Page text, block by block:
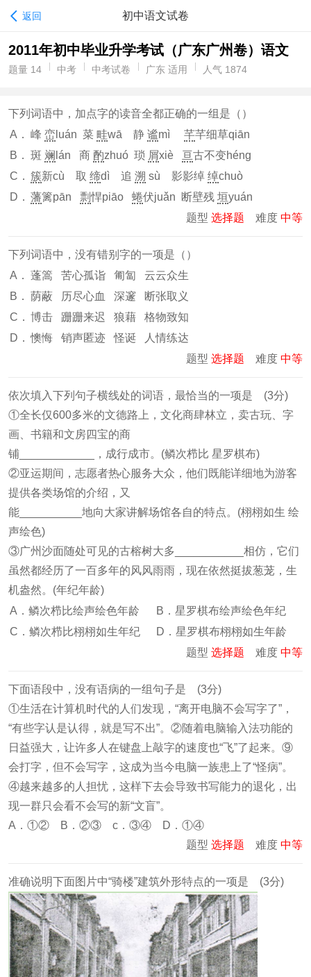
返回 初中语文试卷
2011年初中毕业升学考试（广东广州卷）语文
题量 14 中考 中考试卷 广东 适用 人气 1874
下列词语中，加点字的读音全都正确的一组是（ ）
A． 峰 峦 luán 菜 畦wā 静 谧mì 芊芊细草qiān
B． 斑 斓 lán 商 酌zhuó 琐 屑xiè 亘古不变héng
C． 簇新cù 取 缔dì 追 溯 sù 影影绰 绰chuò
D． 藩篱pān 剽悍piāo 蜷伏juǎn 断壁残 垣yuán
题型 选择题 难度 中等
下列词语中，没有错别字的一项是（ ）
A． 蓬篙 苦心孤诣 匍匐 云云众生
B． 荫蔽 历尽心血 深邃 断张取义
C． 博击 跚跚来迟 狼藉 格物致知
D． 懊悔 销声匿迹 怪诞 人情练达
题型 选择题 难度 中等
依次填入下列句子横线处的词语，最恰当的一项是 (3分)
①全长仅600多米的文德路上，文化商肆林立，卖古玩、字
画、书籍和文房四宝的商
铺____________，成行成市。(鳞次栉比 星罗棋布)
②亚运期间，志愿者热心服务大众，他们既能详细地为游客
提供各类场馆的介绍，又
能__________地向大家讲解场馆各自的特点。(栩栩如生 绘
声绘色)
③广州沙面随处可见的古榕树大多___________相仿，它们
虽然都经历了一百多年的风风雨雨，现在依然挺拔葱茏，生
机盎然。(年纪年龄)
A．鳞次栉比绘声绘色年龄
B．星罗棋布绘声绘色年纪
C．鳞次栉比栩栩如生年纪
D．星罗棋布栩栩如生年龄
题型 选择题 难度 中等
下面语段中，没有语病的一组句子是 (3分)
①生活在计算机时代的人们发现，“离开电脑不会写字了”，
“有些字认是认得，就是写不出”。②随着电脑输入法功能的
日益强大，让许多人在键盘上敲字的速度也“飞”了起来。⑨
会打字，但不会写字，这成为当今电脑一族患上了“怪病”。
④越来越多的人担忧，这样下去会导致书写能力的退化，出
现一群只会看不会写的新“文盲”。
A．①② B．②③ c．③④ D．①④
题型 选择题 难度 中等
准确说明下面图片中“骑楼”建筑外形特点的一项是 (3分)